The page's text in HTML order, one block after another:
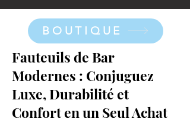
BOUTIQUE
Fauteuils de Bar
Modernes : Conjuguez
Luxe, Durabilité et
Confort en un Seul Achat